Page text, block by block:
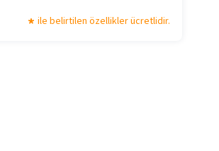
ile belirtilen özellikler ücretlidir.